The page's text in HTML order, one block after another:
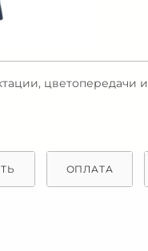
цветопередачи и
ОПЛАТА